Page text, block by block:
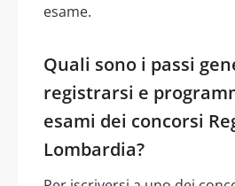
esame.
Quali sono i passi
registrarsi e
esami dei concorsi
Lombardia?